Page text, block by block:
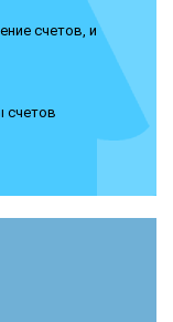
счетов, и
счетов